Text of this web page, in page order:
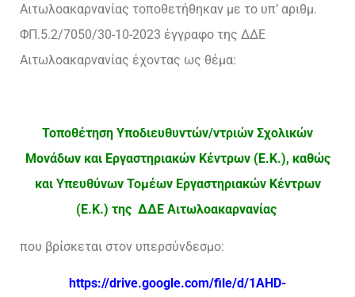
Αιτωλοακαρνανίας τοποθετήθηκαν με το υπ’ αριθμ.
ΦΠ.5.2/7050/30-10-2023 έγγραφο της ΔΔΕ
Αιτωλοακαρνανίας έχοντας ως θέμα:
Τοποθέτηση Υποδιευθυντών/ντριών Σχολικών
Μονάδων και Εργαστηριακών Κέντρων (Ε.Κ.), καθώς
και Υπευθύνων Τομέων Εργαστηριακών Κέντρων
(Ε.Κ.) της ΔΔΕ Αιτωλοακαρνανίας
που βρίσκεται στον υπερσύνδεσμο:
https://drive.google.com/file/d/1AHD-